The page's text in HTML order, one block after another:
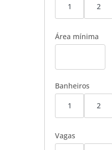
1 2
Área mínima
Banheiros
1 2
Vagas